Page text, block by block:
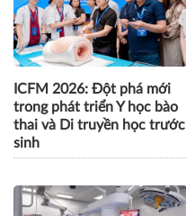
ICFM 2026: Đột phá mới
trong phát triển Y học bào
thai và Di truyền học trước
sinh